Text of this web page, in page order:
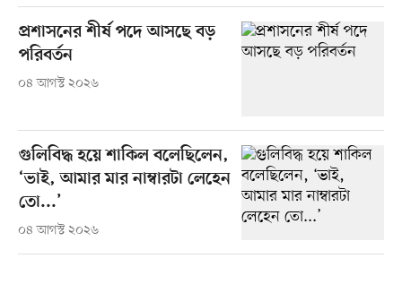
প্রশাসনের শীর্ষ পদে আসছে বড়
পরিবর্তন
০৪ আগস্ট ২০২৬
গুলিবিদ্ধ হয়ে শাকিল বলেছিলেন,
‘ভাই, আমার মার নাম্বারটা লেহেন
তো...’
০৪ আগস্ট ২০২৬